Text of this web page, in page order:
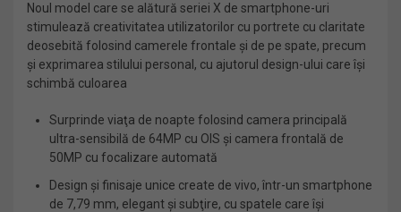
Noul model care se alătură seriei X de smartphone-uri
stimulează creativitatea utilizatorilor cu portrete cu claritate
deosebită folosind camerele frontale şi de pe spate, precum
și exprimarea stilului personal, cu ajutorul design-ului care îşi
schimbă culoarea
Surprinde viaţa de noapte folosind camera principală
ultra-sensibilă de 64MP cu OIS şi camera frontală de
50MP cu focalizare automată
Design şi finisaje unice create de vivo, într-un smartphone
de 7,79 mm, elegant şi subţire, cu spatele care îşi